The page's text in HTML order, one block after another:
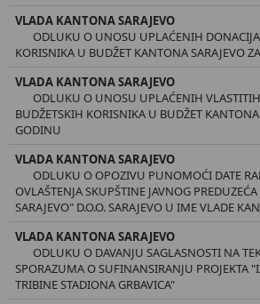
VLADA KANTONA SARAJEVO
ODLUKU O UNOSU UPLAĆENIH
KORISNIKA U BUDŽET KANTONA SARAJEVO
VLADA KANTONA SARAJEVO
ODLUKU O UNOSU UPLAĆENIH
BUDŽETSKIH KORISNIKA U BUDŽET
GODINU
VLADA KANTONA SARAJEVO
ODLUKU O OPOZIVU PUNOMOĆI DATE
OVLAŠTENJA SKUPŠTINE JAVNOG
SARAJEVO" D.O.O. SARAJEVO U IME VLADE
VLADA KANTONA SARAJEVO
ODLUKU O DAVANJU SAGLASNOSTI NA
SPORAZUMA O SUFINANSIRANJU PROJEKTA
TRIBINE STADIONA GRBAVICA"